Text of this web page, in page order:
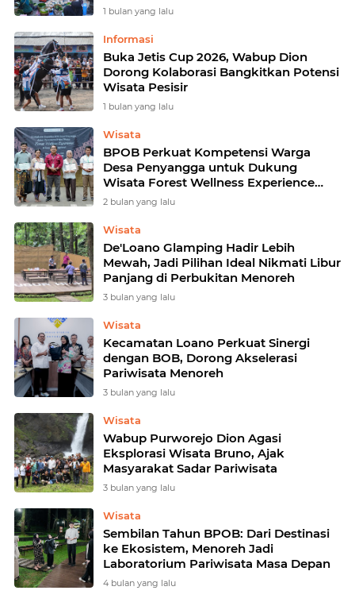
1 bulan yang lalu
Informasi
Buka Jetis Cup 2026, Wabup Dion
Dorong Kolaborasi Bangkitkan Potensi
Wisata Pesisir
1 bulan yang lalu
Wisata
BPOB Perkuat Kompetensi Warga
Desa Penyangga untuk Dukung
Wisata Forest Wellness Experience
Borobudur Highland
2 bulan yang lalu
Wisata
De'Loano Glamping Hadir Lebih
Mewah, Jadi Pilihan Ideal Nikmati Libur
Panjang di Perbukitan Menoreh
3 bulan yang lalu
Wisata
Kecamatan Loano Perkuat Sinergi
dengan BOB, Dorong Akselerasi
Pariwisata Menoreh
3 bulan yang lalu
Wisata
Wabup Purworejo Dion Agasi
Eksplorasi Wisata Bruno, Ajak
Masyarakat Sadar Pariwisata
3 bulan yang lalu
Wisata
Sembilan Tahun BPOB: Dari Destinasi
ke Ekosistem, Menoreh Jadi
Laboratorium Pariwisata Masa Depan
4 bulan yang lalu